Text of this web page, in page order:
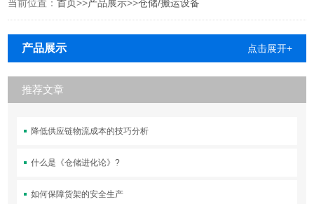
当前位置：首页>>产品展示>>仓储/搬运设备
产品展示 点击展开+
推荐文章
降低供应链物流成本的技巧分析
什么是《仓储进化论》?
如何保障货架的安全生产